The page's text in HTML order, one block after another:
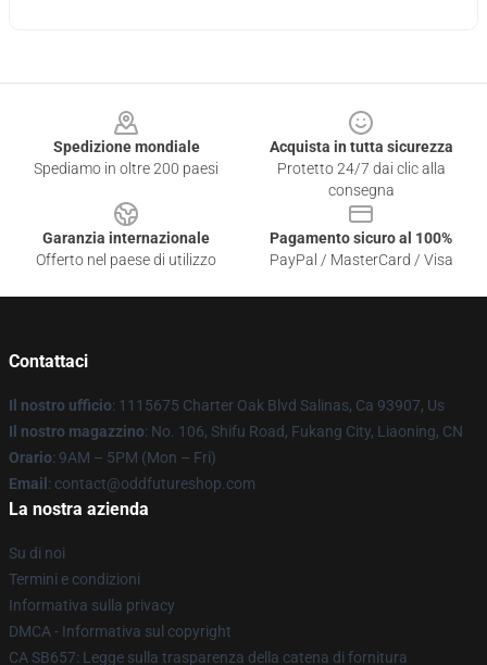
Spedizione mondiale
Spediamo in oltre 200 paesi
Acquista in tutta sicurezza
Protetto 24/7 dai clic alla
consegna
Garanzia internazionale
Offerto nel paese di utilizzo
Pagamento sicuro al 100%
PayPal / MasterCard / Visa
Contattaci
Il nostro ufficio: 1115675 Charter Oak Blvd Salinas, Ca 93907, Us
Il nostro magazzino: No. 106, Shifu Road, Fukang City, Liaoning, CN
Orario: 9AM – 5PM (Mon – Fri)
Email : contact@oddfutureshop.com
La nostra azienda
Su di noi
Termini e condizioni
Informativa sulla privacy
DMCA - Informativa sul copyright
CA SB657: Legge sulla trasparenza della catena di fornitura